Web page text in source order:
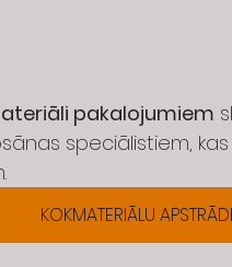
pakalojumiem
speciālistiem,
KOKMATERIĀLU